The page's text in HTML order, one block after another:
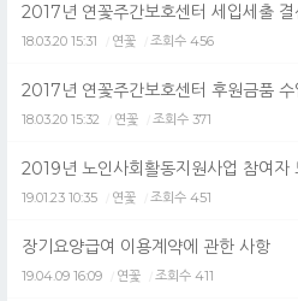
2017년 연꽃주간보호센터 세입세출
18.03.20 15:31 연꽃 조회수 456
2017년 연꽃주간보호센터 후원금품 수
18.03.20 15:32 연꽃 조회수 371
2019년 노인사회활동지원사업 참여자
19.01.23 10:35 연꽃 조회수 451
장기요양급여 이용계약에 관한 사항
19.04.09 16:09 연꽃 조회수 411